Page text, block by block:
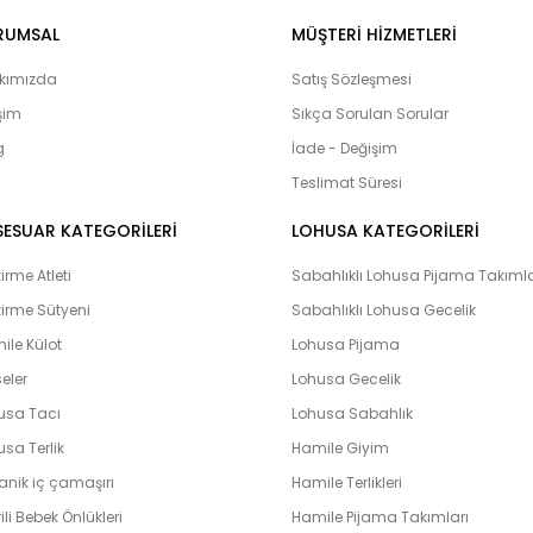
Onur, Free Angel, Çağrı,lohusa çarşı
adayları’nın yanı sıra
çıkış setlerini yaptıran ve
bulunmaktadır. Lohusahamile
hamile olarak en hızlı bir şekilde
unutmayın. Unutmayalım ki
MÜŞTERI HIZMETLERI
Satış Sözleşmesi
Sıkça Sorulan Sorular
İade - Değişim
Teslimat Süresi
KATEGORİLERİ
Atleti
Sütyeni
Külot
Tacı
Terlik
iç çamaşırı
Bebek Önlükleri
LOHUSA KATEGORİLERİ
Sabahlıklı Lohusa Pijama
Sabahlıklı Lohusa Gecelik
Lohusa Pijama
Lohusa Gecelik
Lohusa Sabahlık
Hamile Giyim
Hamile Terlikleri
Hamile Pijama Takımları